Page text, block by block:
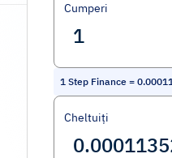
Cumperi
1 Step Finance =
Cheltuiți